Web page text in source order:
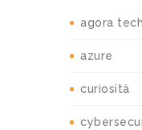
agora tech
azure
curiosità